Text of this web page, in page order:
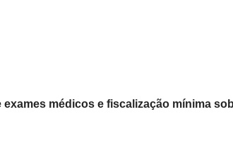
médicos e fiscalização mínima